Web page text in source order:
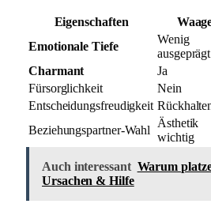
Eigenschaften
Emotionale Tiefe
Wenig
ausgeprägt
Charmant
Ja
Fürsorglichkeit
Nein
Entscheidungsfreudigkeit
Beziehungspartner-Wahl
Ästhetik
wichtig
Auch interessant Warum
Ursachen & Hilfe